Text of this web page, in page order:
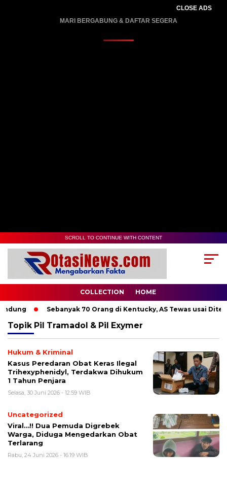
CLOSE ADS
MARI BERGABUNG & DAFTAR SEGERA
SCROLL TO CONTINUE WITH CONTENT
COLLECTION HOME
Sebanyak 70 Orang di Kentucky, AS Tewas usai
Topik Pil Tramadol & Pil Exymer
Hukum & Kriminal
Kasus Peredaran Obat Keras Ilegal
Trihexyphenidyl, Terdakwa Dihukum
1 Tahun Penjara
Selasa, 30 Juni 2026 - 12:59 WIB
Uncategorized
Viral…!! Dua Pemuda Digrebek
Warga, Diduga Mengedarkan Obat
Terlarang
Rabu, 24 Juni 2026 - 16:19 WIB